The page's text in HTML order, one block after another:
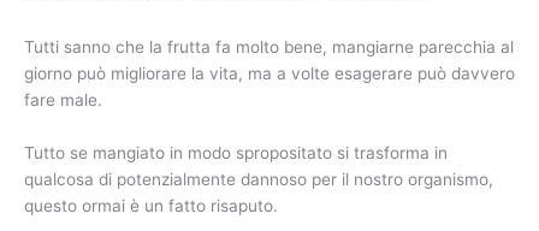
Tutti sanno che la frutta fa molto bene, mangiarne parecchia al
giorno può migliorare la vita, ma a volte esagerare può davvero
fare male.
Tutto se mangiato in modo spropositato si trasforma in
qualcosa di potenzialmente dannoso per il nostro organismo,
questo ormai è un fatto risaputo.